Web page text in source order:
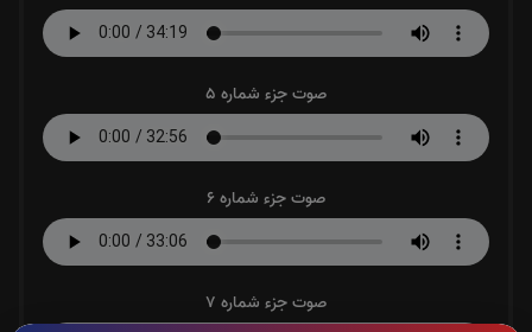
صوت جزء شماره 5
صوت جزء شماره 6
صوت جزء شماره 7